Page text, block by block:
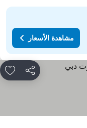
مشاهدة الأسعار
مشاركة